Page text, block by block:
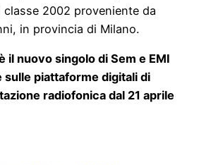
2002 proveniente da
in provincia di Milano.
il nuovo singolo di Sem e EMI
sulle piattaforme digitali di
radiofonica dal 21 aprile